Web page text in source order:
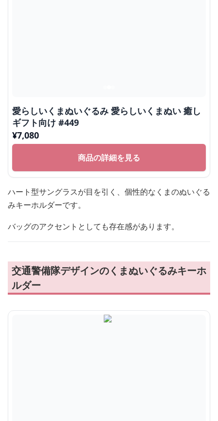
愛らしいくまぬいぐるみ 愛らしいくまぬい 癒し
ギフト向け #449
¥7,080
商品の詳細を見る
ハート型サングラスが目を引く、個性的なくまのぬいぐる
みキーホルダーです。
バッグのアクセントとしても存在感があります。
交通警備隊デザインのくまぬいぐるみキーホ
ルダー